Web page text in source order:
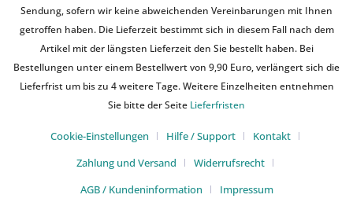
Sendung, sofern wir keine abweichenden Vereinbarungen mit Ihnen
getroffen haben. Die Lieferzeit bestimmt sich in diesem Fall nach dem
Artikel mit der längsten Lieferzeit den Sie bestellt haben. Bei
Bestellungen unter einem Bestellwert von 9,90 Euro, verlängert sich die
Lieferfrist um bis zu 4 weitere Tage. Weitere Einzelheiten entnehmen
Sie bitte der Seite Lieferfristen
Cookie-Einstellungen Hilfe / Support
Kontakt
Zahlung und Versand
Widerrufsrecht
AGB / Kundeninformation
Impressum